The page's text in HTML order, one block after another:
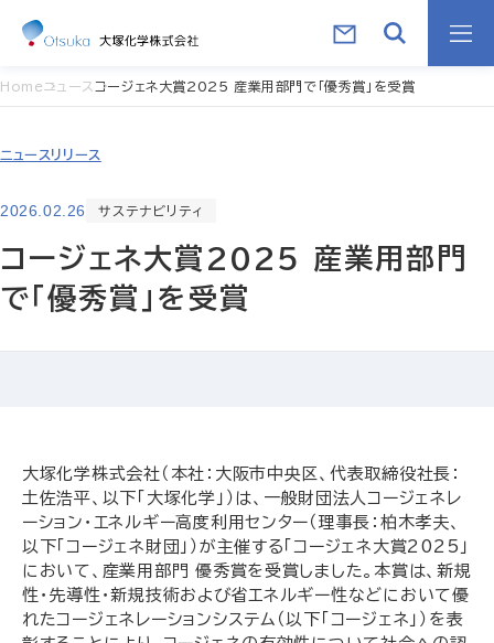
Home ニュース コージェネ大賞2025 産業用部門で「優秀賞」を受賞
ニュースリリース
2026.02.26 サステナビリティ
コージェネ大賞2025 産業用部門
で「優秀賞」を受賞
大塚化学株式会社（本社：大阪市中央区、代表取締役社長：
土佐浩平、以下「大塚化学」）は、一般財団法人コージェネレ
ーション・エネルギー高度利用センター（理事長：柏木孝夫、
以下「コージェネ財団」）が主催する「コージェネ大賞2025」
において、産業用部門 優秀賞を受賞しました。本賞は、新規
性・先導性・新規技術および省エネルギー性などにおいて優
れたコージェネレーションシステム（以下「コージェネ」）を表